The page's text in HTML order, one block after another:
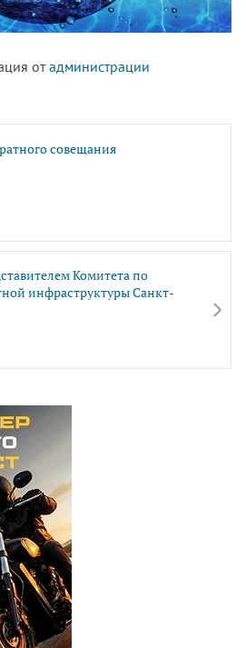
отадминистрации
совещания
Комитета по
инфраструктуры Санкт-